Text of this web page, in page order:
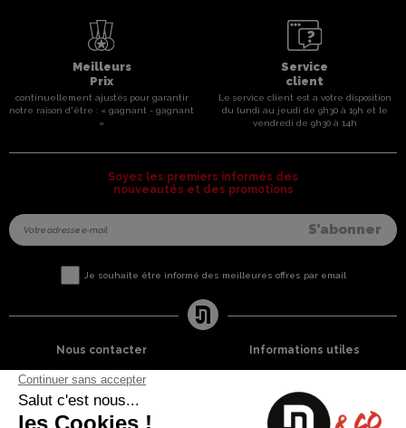
Meilleurs
Prix
continuellement ajustés pour garantir
notre raison d'être : « gagnant - gagnant
»
Service
client
Le service client est a votre disposition
du lundi au jeudi de 9h30 à 19h et le
vendredi de 9h30 à 14h
Soyez les premiers informés des
nouveautés et des promotions
Je souhaite être informé des meilleures offres par email
Nous contacter
8 rue du capitaine Jean Croisa
13009 Marseille
+33 (0)4 91 07 41 16
Informations utiles
Garantie satisfaction
Paiement sécurisé